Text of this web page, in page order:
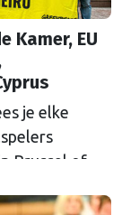
Kamer, EU
je elke
Brussel of